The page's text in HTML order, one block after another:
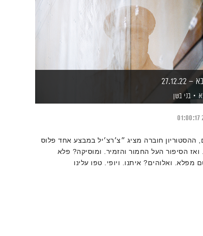
27.12.22
בני בשן
01:00:17
ההסטוריון חוברה מציג ״צ׳רצ׳יל במבצע אחד פלוס
הסיפור העל החמור והזמיר. ומוסיקה? פלא
מפלא. ואלוהים? איתנו. ויופי. טפו עלינו